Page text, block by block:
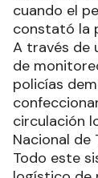
cuando el
constató la
A través de
de
policías
circulación
Nacional
Todo este